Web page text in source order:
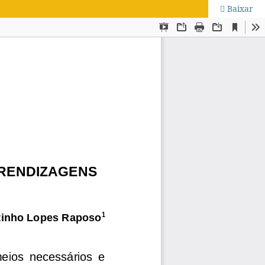
Baixar